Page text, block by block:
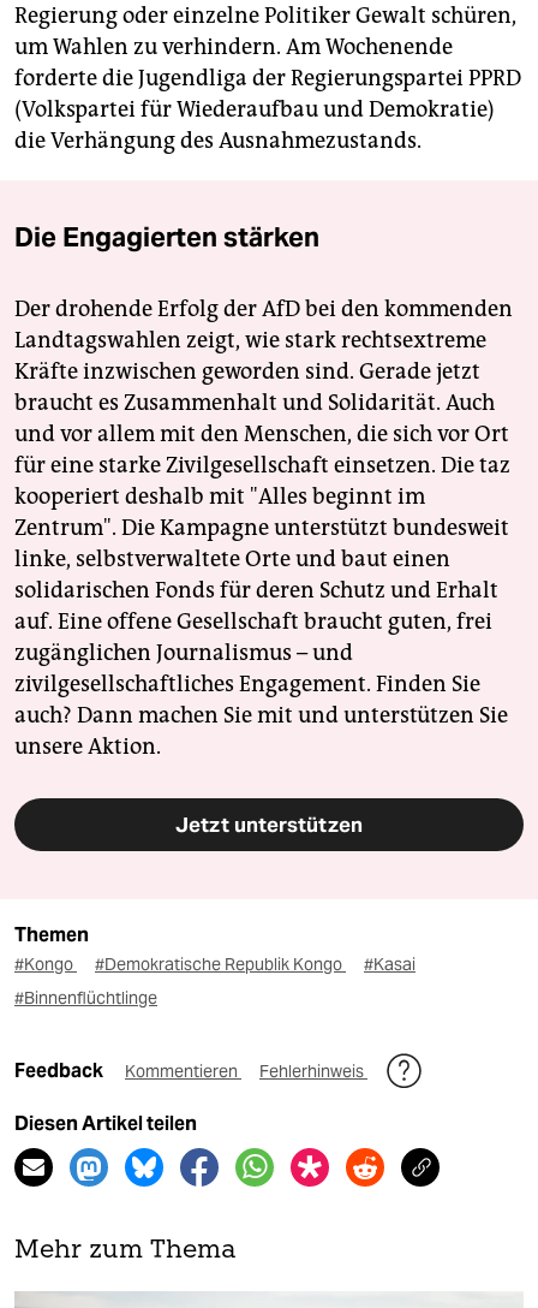
Regierung oder einzelne Politiker Gewalt schüren,
um Wahlen zu verhindern. Am Wochenende
forderte die Jugendliga der Regierungspartei PPRD
(Volkspartei für Wiederaufbau und Demokratie)
die Verhängung des Ausnahmezustands.
Die Engagierten stärken
Der drohende Erfolg der AfD bei den kommenden
Landtagswahlen zeigt, wie stark rechtsextreme
Kräfte inzwischen geworden sind. Gerade jetzt
braucht es Zusammenhalt und Solidarität. Auch
und vor allem mit den Menschen, die sich vor Ort
für eine starke Zivilgesellschaft einsetzen. Die taz
kooperiert deshalb mit "Alles beginnt im
Zentrum". Die Kampagne unterstützt bundesweit
linke, selbstverwaltete Orte und baut einen
solidarischen Fonds für deren Schutz und Erhalt
auf. Eine offene Gesellschaft braucht guten, frei
zugänglichen Journalismus – und
zivilgesellschaftliches Engagement. Finden Sie
auch? Dann machen Sie mit und unterstützen Sie
unsere Aktion.
Jetzt unterstützen
Themen
#Kongo #Demokratische Republik Kongo
#Kasai
#Binnenflüchtlinge
Feedback Kommentieren Fehlerhinweis
Diesen Artikel teilen
Mehr zum Thema